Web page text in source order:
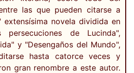
las que pueden citarse a
extensísima novela dividida en
de Lucinda",
y "Desengaños del Mundo",
hasta catorce veces y
gran renombre a este autor.